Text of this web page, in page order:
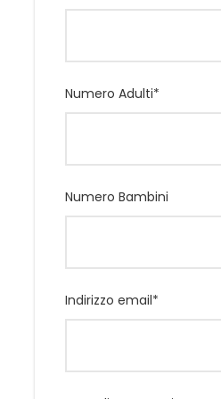
Numero Adulti*
Numero Bambini
Indirizzo email*
Note importanti
dalla guide in loco in
Programma
Dal Piemonte - Lombardia
Partirai il mattino del primo
a destinazione la sera del